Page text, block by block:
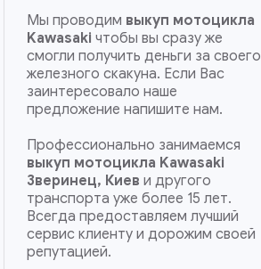
Мы проводим выкуп мотоцикла
Kawasaki чтобы вы сразу же
смогли получить деньги за своего
железного скакуна. Если Вас
заинтересовало наше
предложение напишите нам.
Профессионально занимаемся
выкуп мотоцикла Kawasaki
Зверинец, Киеви другого
транспорта уже более 15 лет.
Всегда предоставляем лучший
сервис клиенту и дорожим своей
репутацией.